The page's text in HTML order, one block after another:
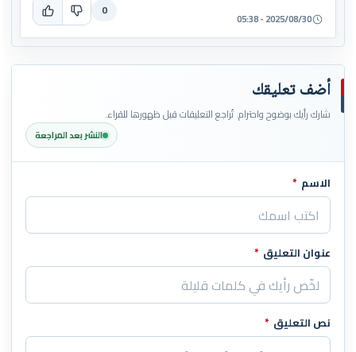
2025/08/30 - 05:38
0
أضف تعليقك
شارك رأيك بوضوح واحترام. تُراجع التعليقات قبل ظهورها للقراء.
النشر بعد المراجعة
اترك هذا الحقل فارغاً
الاسم *
عنوان التعليق *
نص التعليق *